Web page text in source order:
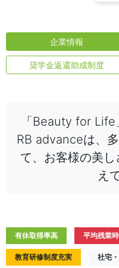
企業情報
奨学金返還助成制度
「Beauty for
RB advanceは、
て、お客様の美
え
有休取得率高 平均残業
教育研修制度充実 社宅